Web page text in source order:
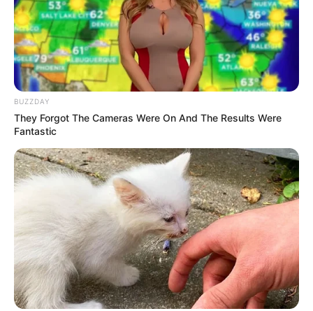
BUZZDAY
They Forgot The Cameras Were On And The Results Were
Fantastic